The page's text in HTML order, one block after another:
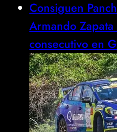
Consiguen
Armando
consecutivo en